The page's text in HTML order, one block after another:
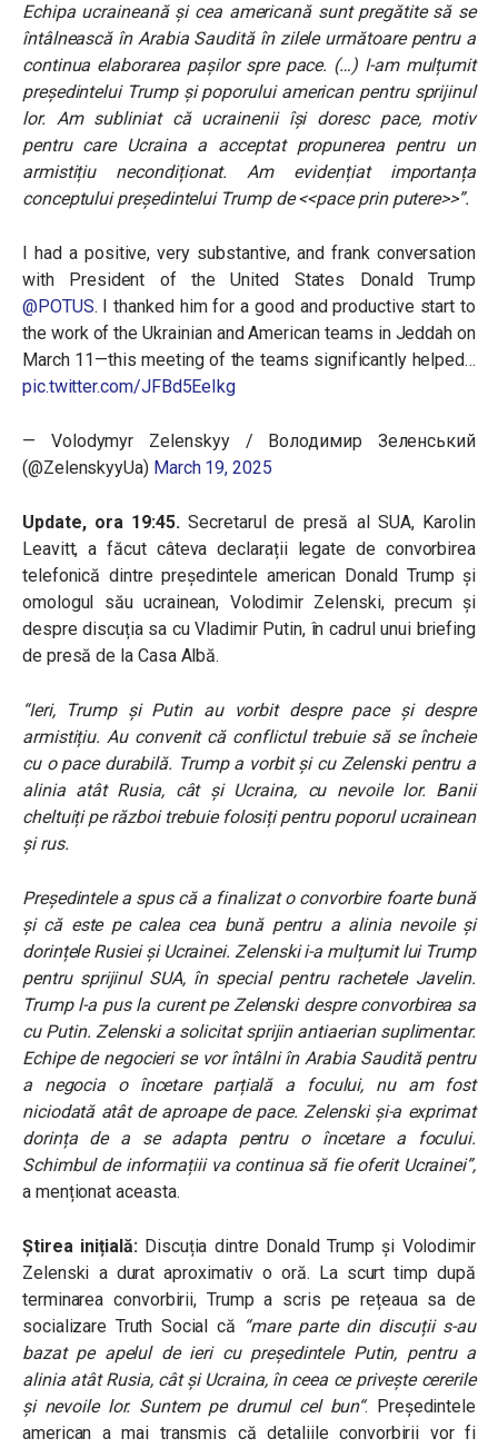
Echipa ucraineană și cea americană sunt pregătite să se
întâlnească în Arabia Saudită în zilele următoare pentru a
continua elaborarea pașilor spre pace. (…) I-am mulțumit
președintelui Trump și poporului american pentru sprijinul
lor. Am subliniat că ucrainenii își doresc pace, motiv
pentru care Ucraina a acceptat propunerea pentru un
armistițiu necondiționat. Am evidențiat importanța
conceptului președintelui Trump de <<pace prin putere>>”.
I had a positive, very substantive, and frank conversation
with President of the United States Donald Trump
@POTUS. I thanked him for a good and productive start to
the work of the Ukrainian and American teams in Jeddah on
March 11—this meeting of the teams significantly helped…
pic.twitter.com/JFBd5EeIkg
— Volodymyr Zelenskyy / Володимир Зеленський
(@ZelenskyyUa) March 19, 2025
Update, ora 19:45.Secretarul de presă al SUA, Karolin
Leavitt, a făcut câteva declarații legate de convorbirea
telefonică dintre președintele american Donald Trump și
omologul său ucrainean, Volodimir Zelenski, precum și
despre discuția sa cu Vladimir Putin, în cadrul unui briefing
de presă de la Casa Albă.
“Ieri, Trump și Putin au vorbit despre pace și despre
armistițiu. Au convenit că conflictul trebuie să se încheie
cu o pace durabilă. Trump a vorbit și cu Zelenski pentru a
alinia atât Rusia, cât și Ucraina, cu nevoile lor. Banii
cheltuiți pe război trebuie folosiți pentru poporul ucrainean
și rus.
Președintele a spus că a finalizat o convorbire foarte bună
și că este pe calea cea bună pentru a alinia nevoile și
dorințele Rusiei și Ucrainei. Zelenski i-a mulțumit lui Trump
pentru sprijinul SUA, în special pentru rachetele Javelin.
Trump l-a pus la curent pe Zelenski despre convorbirea sa
cu Putin. Zelenski a solicitat sprijin antiaerian suplimentar.
Echipe de negocieri se vor întâlni în Arabia Saudită pentru
a negocia o încetare parțială a focului, nu am fost
niciodată atât de aproape de pace. Zelenski și-a exprimat
dorința de a se adapta pentru o încetare a focului.
Schimbul de informațiii va continua să fie oferit Ucrainei”,
a menționat aceasta.
Știrea inițială: Discuția dintre Donald Trump și Volodimir
Zelenski a durat aproximativ o oră. La scurt timp după
terminarea convorbirii, Trump a scris pe rețeaua sa de
socializare Truth Social că “mare parte din discuții s-au
bazat pe apelul de ieri cu președintele Putin, pentru a
alinia atât Rusia, cât și Ucraina, în ceea ce privește cererile
și nevoile lor. Suntem pe drumul cel bun“. Președintele
american a mai transmis că detaliile convorbirii vor fi